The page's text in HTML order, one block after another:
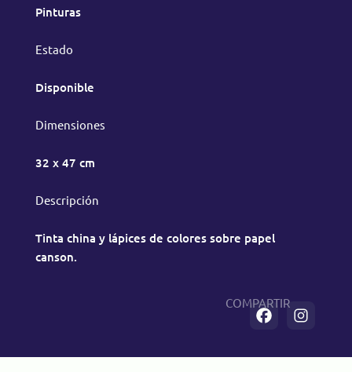
Pinturas
Estado
Disponible
Dimensiones
32 x 47 cm
Descripción
Tinta china y lápices de colores sobre papel
canson.
COMPARTIR